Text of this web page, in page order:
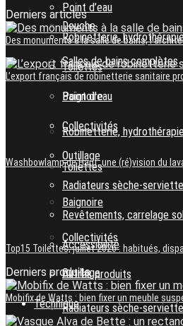
Point d’eau
Robinetterie,
Toilettes
Baignoire
Collectivités
Outillage
Radiateurs sèche-
Revêtements, carrelage
Accessibilité
Autres produits
Technique
Douche
Salles de bains complètes
Point d’eau
Robinetterie, hydrothérapie
Toilettes
Baignoire
Collectivités
Outillage
Radiateurs sèche-
Derniers articles
Des monuments à la salle de bains,
L’export français de robinetterie sanitaire
Washbowlamp de Haut, une (ré)vision du
Top15 Toilettes, juillet 2026 : habitués,
Derniers produits
Mobifix de Watts : bien fixer un meuble